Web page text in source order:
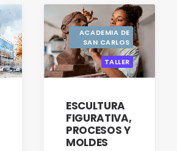
ACADEMIA DE
SAN CARLOS
TALLER
ESCULTURA
FIGURATIVA,
PROCESOS Y
MOLDES